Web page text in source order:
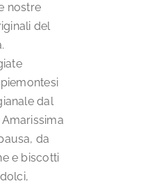
nostre
del
dal
da
e biscotti